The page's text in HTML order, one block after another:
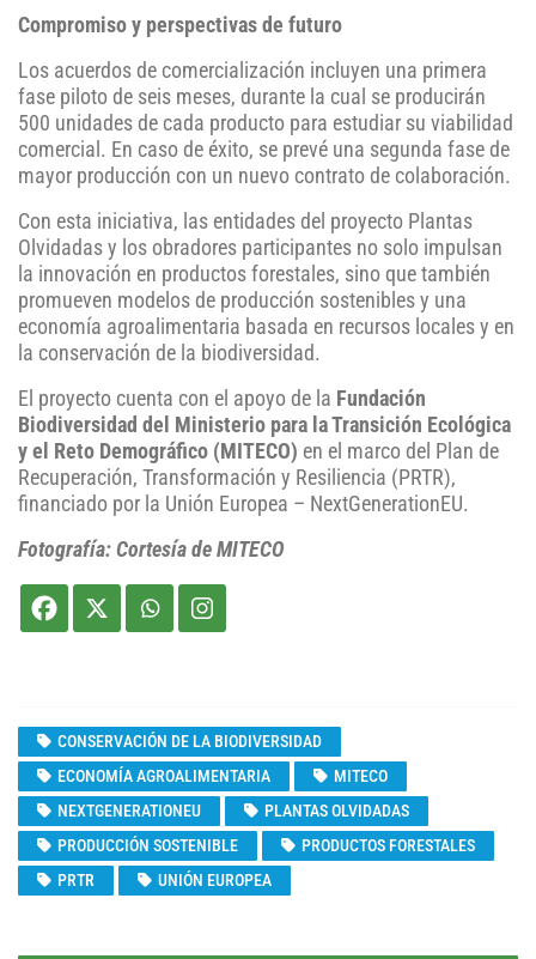
Compromiso y perspectivas de futuro
Los acuerdos de comercialización incluyen una primera
fase piloto de seis meses, durante la cual se producirán
500 unidades de cada producto para estudiar su viabilidad
comercial. En caso de éxito, se prevé una segunda fase de
mayor producción con un nuevo contrato de colaboración.
Con esta iniciativa, las entidades del proyecto Plantas
Olvidadas y los obradores participantes no solo impulsan
la innovación en productos forestales, sino que también
promueven modelos de producción sostenibles y una
economía agroalimentaria basada en recursos locales y en
la conservación de la biodiversidad.
El proyecto cuenta con el apoyo de la Fundación
Biodiversidad del Ministerio para la Transición Ecológica
y el Reto Demográfico (MITECO) en el marco del Plan de
Recuperación, Transformación y Resiliencia (PRTR),
financiado por la Unión Europea – NextGenerationEU.
Fotografía: Cortesía de MITECO
CONSERVACIÓN DE LA BIODIVERSIDAD
ECONOMÍA AGROALIMENTARIA
MITECO
NEXTGENERATIONEU
PLANTAS OLVIDADAS
PRODUCCIÓN SOSTENIBLE
PRODUCTOS FORESTALES
PRTR
UNIÓN EUROPEA